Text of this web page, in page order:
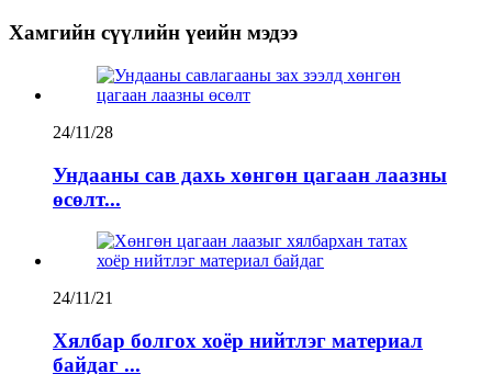
Хамгийн сүүлийн үеийн мэдээ
24/11/28
Ундааны сав дахь хөнгөн цагаан лаазны
өсөлт...
24/11/21
Хялбар болгох хоёр нийтлэг материал
байдаг ...